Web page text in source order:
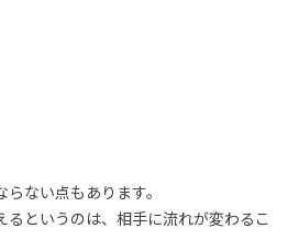
ない点もあります。
るというのは、相手に流れが変わるこ